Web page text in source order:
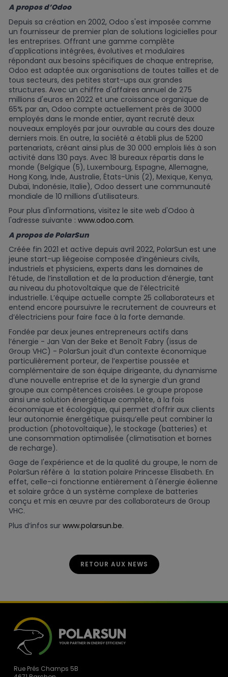
A propos d’Odoo
Depuis sa création en 2002, Odoo s'est imposée comme
un fournisseur de premier plan de solutions logicielles pour
les entreprises. Offrant une gamme complète
d'applications intégrées, évolutives et modulaires
répondant aux besoins spécifiques de chaque entreprise,
Odoo est adaptée aux organisations de toutes tailles et de
tous secteurs, des petites start-ups aux grandes
structures. Avec un chiffre d'affaires annuel de 275
millions d'euros en 2022 et une croissance organique de
65% par an, Odoo compte actuellement près de 3000
employés dans le monde entier, ayant recruté deux
nouveaux employés par jour ouvrable au cours des douze
derniers mois. En outre, la société a établi plus de 5200
partenariats, créant ainsi plus de 30 000 emplois liés à son
activité dans 130 pays. Avec 18 bureaux répartis dans le
monde (Belgique (5), Luxembourg, Espagne, Allemagne,
Hong Kong, Inde, Australie, États-Unis (2), Mexique, Kenya,
Dubaï, Indonésie, Italie), Odoo dessert une communauté
mondiale de 10 millions d'utilisateurs.
Pour plus d'informations, visitez le site web d'Odoo à
l'adresse suivante : www.odoo.com.
A propos de PolarSun
Créée fin 2021 et active depuis avril 2022, PolarSun est une
jeune start-up liégeoise composée d’ingénieurs civils,
industriels et physiciens, experts dans les domaines de
l’étude, de l’installation et de la production d’énergie, tant
au niveau du photovoltaïque que de l’électricité
industrielle. L’équipe actuelle compte 25 collaborateurs et
entend encore poursuivre le recrutement de couvreurs et
d’électriciens pour faire face à la forte demande.
Fondée par deux jeunes entrepreneurs actifs dans
l’énergie - Jan Van der Beke et Benoît Fabry (issus de
Group VHC) - PolarSun jouit d’un contexte économique
particulièrement porteur, de l’expertise poussée et
complémentaire de son équipe dirigeante, du dynamisme
d’une nouvelle entreprise et de la synergie d’un grand
groupe aux compétences croisées. Le groupe propose
ainsi une solution énergétique complète, à la fois
économique et écologique, qui permet d’offrir aux clients
leur autonomie énergétique puisqu’elle peut combiner la
production (photovoltaïque), le stockage (batteries) et
une consommation optimalisée (climatisation et bornes
de recharge).
Gage de l'expérience et de la qualité du groupe, le nom de
PolarSun réfère à la station polaire Princesse Elisabeth. En
effet, celle-ci fonctionne entièrement à l'énergie éolienne
et solaire grâce à un système complexe de batteries
conçu et mis en œuvre par des collaborateurs de Group
VHC.
Plus d’infos sur www.polarsun.be.
RETOUR AUX NEWS
Rue Prés Champs 5B